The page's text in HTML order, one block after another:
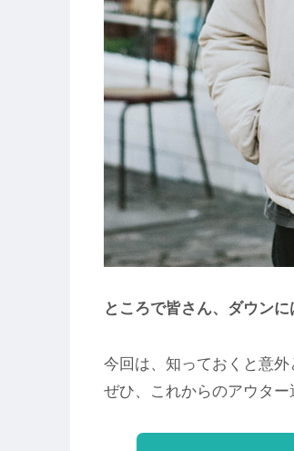
ところで皆さん、ダウン
今回は、知っておくと意
ぜひ、これからのアウタ